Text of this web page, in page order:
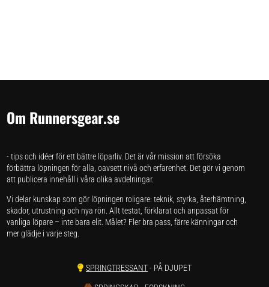
Om Runnersgear.se
- tips och idéer för ett bättre löparliv. Det är vår mission att försöka
förbättra löpningen för alla, oavsett nivå och erfarenhet. Det gör vi genom
att publicera innehåll i våra olika avdelningar.
Vi delar kunskap som gör löpningen roligare: teknik, styrka, återhämtning,
skador, utrustning och nya rön. Allt testat, förklarat och anpassat för
vanliga löpare – inte bara elit. Målet? Fler bra pass, färre känningar och
mer glädje i varje steg.
SPRINGTRESSANT- PÅ DJUPET